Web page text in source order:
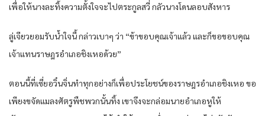
เพื่อให้นางละทิ้งความตั้งใจจะไปตระกูลสวี่ กลัวนางโดนลอบสังหาร
ลู่เจียวยอมรับน้ำใจนี้ กล่าวเบาๆ ว่า “ข้าขอบคุณเจ้าแล้ว และก็ขอขอบคุณ
เจ้าแทนราษฎรอำเภอชิงเหอด้วย”
ตอนนี้ที่เซี่ยอวิ๋นจิ่นทำทุกอย่างก็เพื่อประโยชน์ของราษฎรอำเภอชิงเหอ ขอ
เพียงขจัดแมลงศัตรูพืชพวกนั้นทิ้ง เขาจึงจะกล่อมนายอำเภอหูให้